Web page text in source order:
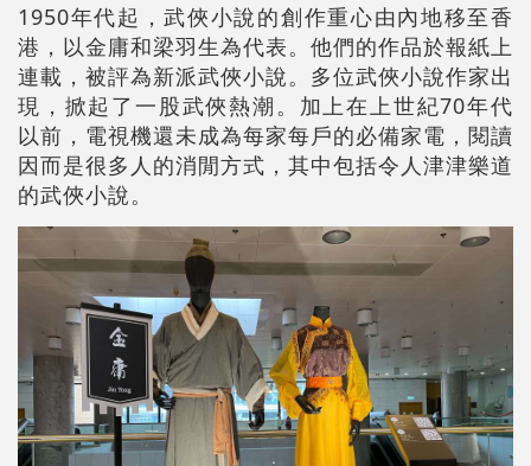
1950年代起，武俠小說的創作重心由內地移至香
港，以金庸和梁羽生為代表。他們的作品於報紙上
連載，被評為新派武俠小說。多位武俠小說作家出
現，掀起了一股武俠熱潮。加上在上世紀70年代
以前，電視機還未成為每家每戶的必備家電，閱讀
因而是很多人的消閒方式，其中包括令人津津樂道
的武俠小說。